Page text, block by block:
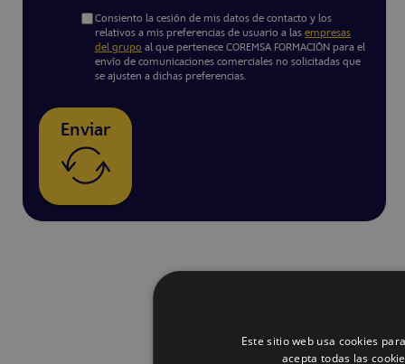
Consiento la cesión de mis datos de contacto y los
relativos a mis preferencias de usuario a las empresas
del grupo al que pertenece COREMSA FORMACIÓN para el
envío de comunicaciones comerciales no solicitadas que
se ajusten a dichas preferencias.
Enviar
Este sitio web usa cookies
acepta todas las